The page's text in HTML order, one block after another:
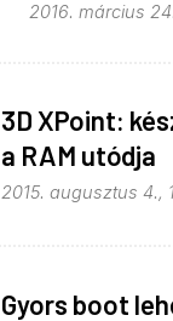
2016. március
3D XPoint:
a RAM utódja
2015. augusztus 4.,
Gyors boot